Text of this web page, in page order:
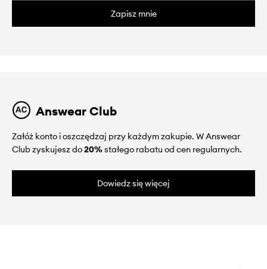
Zapisz mnie
Answear Club
Załóż konto i oszczędzaj przy każdym zakupie. W Answear
Club zyskujesz do20%stałego rabatu od cen regularnych.
Dowiedz się więcej